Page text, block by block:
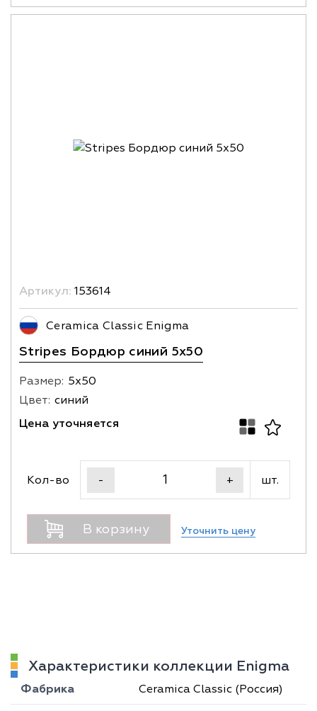
Артикул: 153614
Ceramica Classic Enigma
Stripes Бордюр синий 5х50
Размер: 5х50
Цвет: синий
Цена уточняется
Кол-во - + шт.
В корзину Уточнить цену
Характеристики коллекции Enigma
Фабрика Ceramica Classic (Россия)